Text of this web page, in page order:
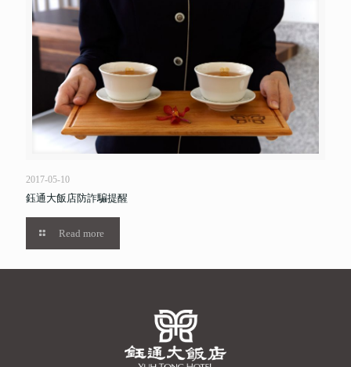
2017-05-10
鈺通大飯店防詐騙提醒
Read more